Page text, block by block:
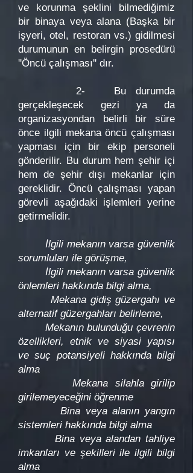
ve korunma şeklini bilmediğimiz
bir binaya veya alana (Başka bir
işyeri, otel, restoran vs.) gidilmesi
durumunun en belirgin prosedürü
''Öncü çalışması'' dır.
2- Bu durumda
gerçekleşecek gezi ya da
organizasyondan belirli bir süre
önce ilgili mekana öncü çalışması
yapması için bir ekip personeli
gönderilir. Bu durum hem şehir içi
hem de şehir dışı mekanlar için
gereklidir. Öncü çalışması yapan
görevli aşağıdaki işlemleri yerine
getirmelidir.
İlgili mekanın varsa güvenlik
sorumluları ile görüşme,
İlgili mekanın varsa güvenlik
önlemleri hakkında bilgi alma,
Mekana gidiş güzergahı ve
alternatif güzergahları belirleme,
Mekanın bulunduğu çevrenin
özellikleri, etnik ve siyasi yapısı
ve suç potansiyeli hakkında bilgi
alma
Mekana silahla girilip
girilemeyeceğini öğrenme
Bina veya alanın yangın
sistemleri hakkında bilgi alma
Bina veya alandan tahliye
imkanları ve şekilleri ile ilgili bilgi
alma